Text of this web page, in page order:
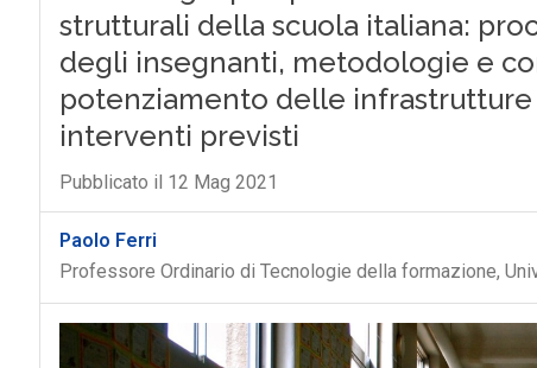
strutturali della scuola italiana:
degli insegnanti, metodologie e
potenziamento delle infrastrutture
interventi previsti
Pubblicato il 12 Mag 2021
Paolo Ferri
Professore Ordinario di Tecnologie della formazione,